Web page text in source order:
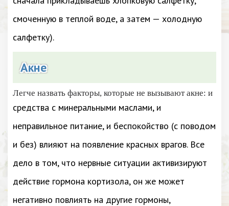
смоченную в теплой воде, а затем — холодную
салфетку).
Акне
Легче назвать факторы, которые не вызывают акне: и
средства с минеральными маслами, и
неправильное питание, и беспокойство (с поводом
и без) влияют на появление красных врагов. Все
дело в том, что нервные ситуации активизируют
действие гормона кортизола, он же может
негативно повлиять на другие гормоны,